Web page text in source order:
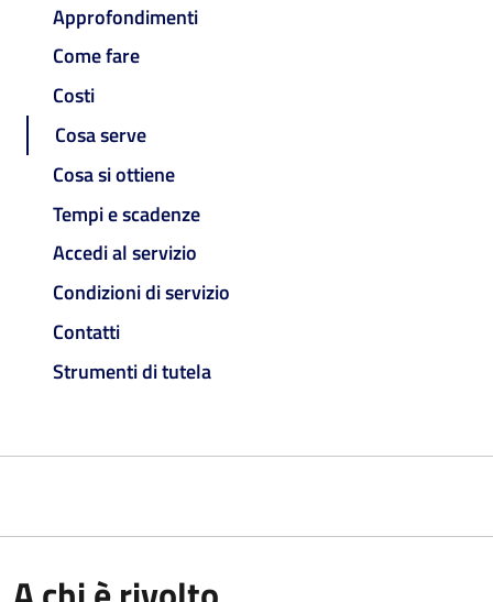
Approfondimenti
Come fare
Costi
Cosa serve
Cosa si ottiene
Tempi e scadenze
Accedi al servizio
Condizioni di servizio
Contatti
Strumenti di tutela